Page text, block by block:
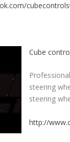
Cube
steering
steering
http://